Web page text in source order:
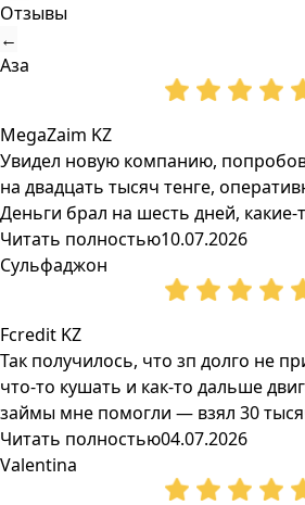
Отзывы
←
Аза
MegaZaim KZ
Увидел новую компанию,
на двадцать тысяч тенге,
Деньги брал на шесть дней, какие-
Читать полностью10.07.2026
Сульфаджон
Fcredit KZ
Так получилось, что зп долго не
что-то кушать и как-то дальше
займы мне помогли — взял 30
Читать полностью04.07.2026
Valentina